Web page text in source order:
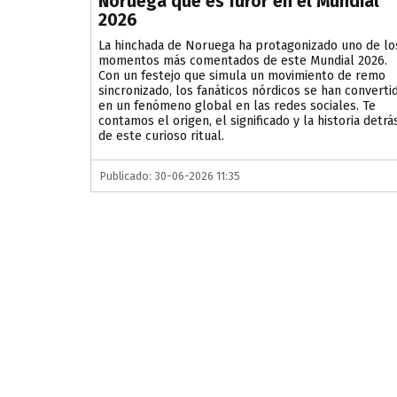
2026
La hinchada de Noruega ha protagonizado uno de
momentos más comentados de este Mundial 2026.
Con un festejo que simula un movimiento de remo
sincronizado, los fanáticos nórdicos se han
en un fenómeno global en las redes sociales. Te
contamos el origen, el significado y la historia
de este curioso ritual.
Publicado: 30-06-2026 11:35